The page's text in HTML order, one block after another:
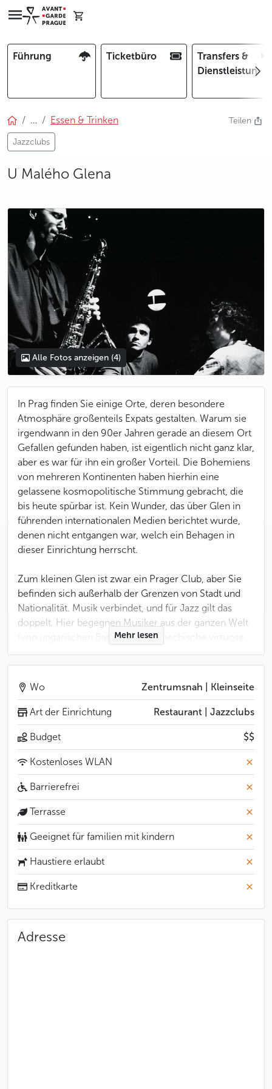
Führung Ticketbüro
Transfers &
… Essen & Trinken
Jazzclubs
Teilen
U Malého Glena
Alle Fotos anzeigen (4)
In Prag finden Sie einige Orte, deren besondere
Atmosphäre großenteils Expats gestalten. Warum sie
irgendwann in den 90er Jahren gerade an diesem Ort
Gefallen gefunden haben, ist eigentlich nicht ganz klar,
aber es war für ihn ein großer Vorteil. Die Bohemiens
von mehreren Kontinenten haben hierhin eine
gelassene kosmopolitische Stimmung gebracht, die
bis heute spürbar ist. Kein Wunder, das über Glen in
führenden internationalen Medien berichtet wurde,
denen nicht entgangen war, welch ein Behagen in
dieser Einrichtung herrscht.
Zum kleinen Glen ist zwar ein Prager Club, aber Sie
befinden sich außerhalb der Grenzen von Stadt und
Nationalität. Musik verbindet, und für Jazz gilt das
doppelt. Hier begegnen Musiker aus der ganzen Welt
(von ungarischen Bands, über tschechische virtuose
Solisten bis hin zu amerikanischen Gruppen) den
Pragern, aber auch den Besuchern vom anderen Ende
der Welt. Am Sonntag kann jeder zum Jammen ins
Glen kommen, auch wenn er nicht im Programm
steht.
Der kleine Glen ist übrigens keine mythische Figur,
sondern der Besitzer selbst: der amerikanische
Unternehmer Glenn Spicker, der in Prag die Bistro-
Kette Bohemia Bagel gegründet hat (es gibt sie bis
heute und sie liefert die Bagels auch an Starbucks und
andere Einrichtungen). Den Spitznamen „kleiner“ hat
er hier in Prag bekommen, damit man ihn nicht mit
einem anderen Glen verwechselt – mit Glen Emery,
der hier in den 90er Jahren die damals populäre
Jo's Bar betrieben hatte.
Mehr lesen
Wo Zentrumsnah | Kleinseite
Art der Einrichtung Restaurant | Jazzclubs
Budget $$
Kostenloses WLAN
Barrierefrei
Terrasse
Geeignet für familien mit kindern
Haustiere erlaubt
Kreditkarte
Adresse